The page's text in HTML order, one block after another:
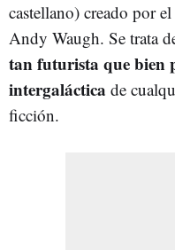
castellano) creado por
Andy Waugh. Se trata
tan futurista que bien
intergaláctica de
ficción.